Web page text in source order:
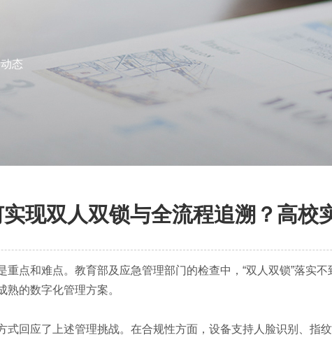
态
现双人双锁与全流程追溯？高校
点和难点。教育部及应急管理部门的检查中，“双人双锁”落实
的数字化管理方案。
回应了上述管理挑战。在合规性方面，设备支持人脸识别、指